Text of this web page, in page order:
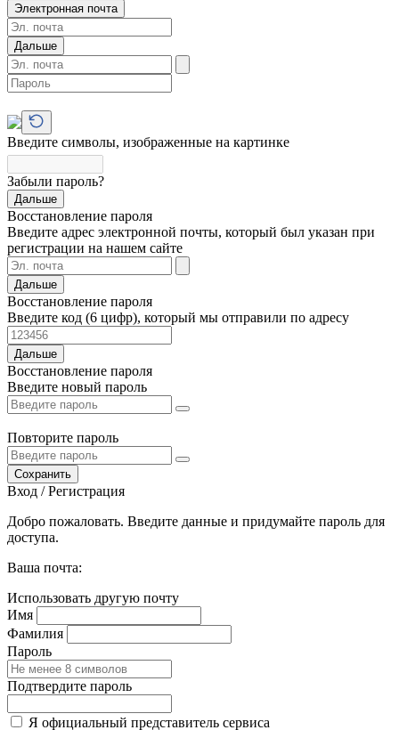
Электронная почта
Дальше
Введите символы, изображенные на картинке
Забыли пароль?
Дальше
Восстановление пароля
Введите адрес электронной почты, который был указан при
регистрации на нашем сайте
Дальше
Восстановление пароля
Введите код (6 цифр), который мы отправили по адресу
Дальше
Восстановление пароля
Введите новый пароль
Повторите пароль
Сохранить
Вход / Регистрация
Добро пожаловать. Введите данные и придумайте пароль для
доступа.
Ваша почта:
Использовать другую почту
Имя
Фамилия
Пароль
Подтвердите пароль
Я официальный представитель сервиса